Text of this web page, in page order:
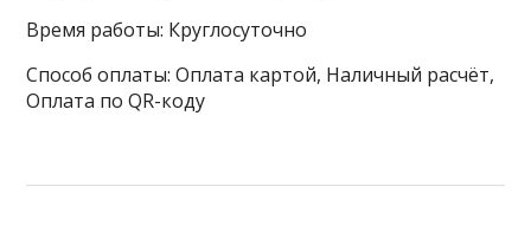
Время работы: Круглосуточно
Способ оплаты: Оплата картой, Наличный расчёт,
Оплата по QR-коду